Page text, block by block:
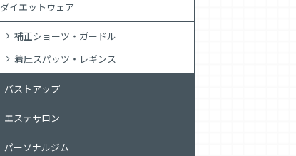
ダイエットウェア
補正ショーツ・ガードル
着圧スパッツ・レギンス
バストアップ
エステサロン
パーソナルジム